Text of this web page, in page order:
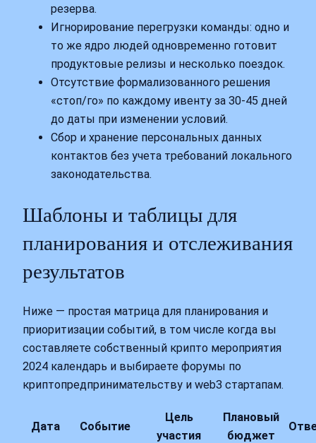
резерва.
Игнорирование перегрузки команды: одно и
то же ядро людей одновременно готовит
продуктовые релизы и несколько поездок.
Отсутствие формализованного решения
«стоп/го» по каждому ивенту за 30-45 дней
до даты при изменении условий.
Сбор и хранение персональных данных
контактов без учета требований локального
законодательства.
Шаблоны и таблицы для
планирования и отслеживания
результатов
Ниже — простая матрица для планирования и
приоритизации событий, в том числе когда вы
составляете собственный крипто мероприятия
2024 календарь и выбираете форумы по
криптопредпринимательству и web3 стартапам.
Дата Событие
Цель
участия
Плановый
бюджет